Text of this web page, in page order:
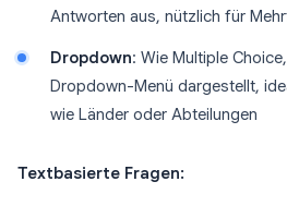
Antworten aus, nützlich für
Dropdown: Wie Multiple
Dropdown-Menü dargestellt,
wie Länder oder Abteilungen
Textbasierte Fragen: